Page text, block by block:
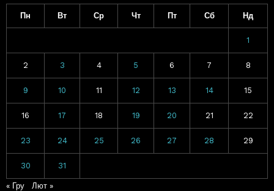
Пн Вт Ср Чт Пт Сб Нд
1
2 3 4 5 6 7 8
9 10 11 12 13 14 15
16 17 18 19 20 21 22
23 24 25 26 27 28 29
30 31
« Гру Лют »